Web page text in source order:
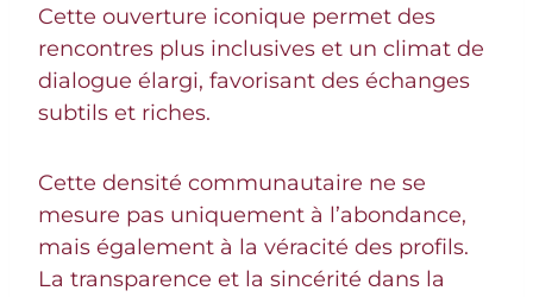
Cette ouverture iconique permet des
rencontres plus inclusives et un climat de
dialogue élargi, favorisant des échanges
subtils et riches.
Cette densité communautaire ne se
mesure pas uniquement à l’abondance,
mais également à la véracité des profils.
La transparence et la sincérité dans la